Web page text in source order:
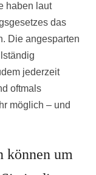
haben laut
das
Die angesparten
jederzeit
oftmals
möglich – und
können um